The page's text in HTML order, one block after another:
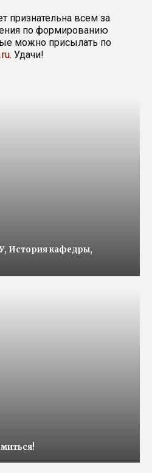
признательна всем за
по формированию
можно присылать по
. Удачи!
История кафедры,